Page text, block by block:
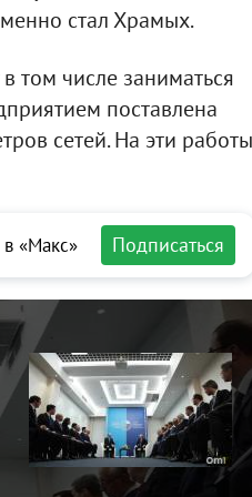
стал Храмых.
том числе заниматься
поставлена
сетей. На эти работы
«Макс» Подписаться